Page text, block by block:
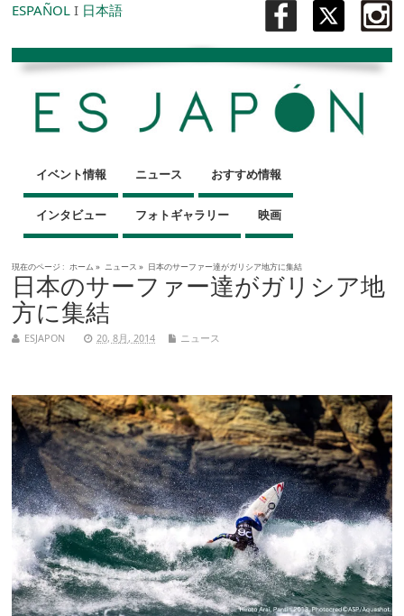
ESPAÑOL I 日本語
イベント情報 ニュース おすすめ情報
インタビュー フォトギャラリー 映画
現在のページ : ホーム » ニュース » 日本のサーファー達がガリシア地方に集結
日本のサーファー達がガリシア地
方に集結
ESJAPON 20, 8月, 2014 ニュース